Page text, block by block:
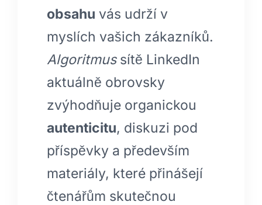
obsahu vás udrží v
myslích vašich zákazníků.
Algoritmussítě LinkedIn
aktuálně obrovsky
zvýhodňuje organickou
autenticitu, diskuzi pod
příspěvky a především
materiály, které přinášejí
čtenářům skutečnou